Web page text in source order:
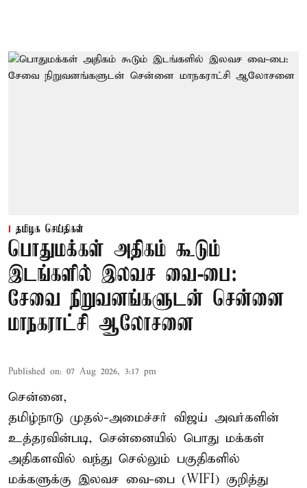
தமிழக செய்திகள்
பொதுமக்கள் அதிகம் கூடும்
இடங்களில் இலவச வை-பை:
சேவை நிறுவனங்களுடன் சென்னை
மாநகராட்சி ஆலோசனை
Published on: 07 Aug 2026, 3:17 pm
சென்னை,
தமிழ்நாடு முதல்-அமைச்சர் விஜய் அவர்களின்
உத்தரவின்படி, சென்னையில் பொது மக்கள்
அதிகளவில் வந்து செல்லும் பகுதிகளில்
மக்களுக்கு இலவச வை-பை (WIFI) குறித்து